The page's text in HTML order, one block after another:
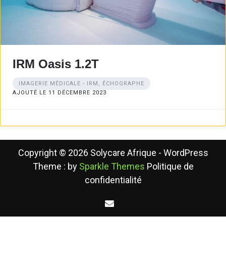
IRM Oasis 1.2T
IMAGERIE MÉDICALE - IRM, ÉCHOGRAPHE
AJOUTÉ LE 11 DÉCEMBRE 2023
Copyright © 2026 Solycare Afrique - WordPress
Theme : by Sparkle Themes Politique de
confidentialité